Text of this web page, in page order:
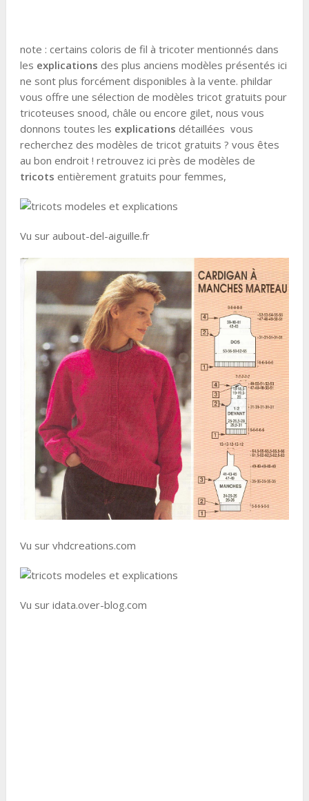
note : certains coloris de fil à tricoter mentionnés dans
les explications des plus anciens modèles présentés ici
ne sont plus forcément disponibles à la vente. phildar
vous offre une sélection de modèles tricot gratuits pour
tricoteuses snood, châle ou encore gilet, nous vous
donnons toutes les explications détaillées vous
recherchez des modèles de tricot gratuits ? vous êtes
au bon endroit ! retrouvez ici près de modèles de
tricots entièrement gratuits pour femmes,
Vu sur aubout-del-aiguille.fr
Vu sur vhdcreations.com
Vu sur idata.over-blog.com